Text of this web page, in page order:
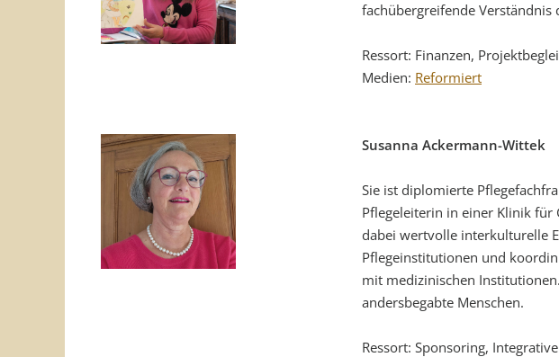
fachübergreifende
Ressort: Finanzen,
Medien: Reformiert
Susanna Ackermann-Wittek
Sie ist diplomierte
Pflegeleiterin in einer Klinik für
dabei wertvolle interkulturelle
Pflegeinstitutionen und
mit medizinischen
andersbegabte Menschen.
Ressort: Sponsoring,